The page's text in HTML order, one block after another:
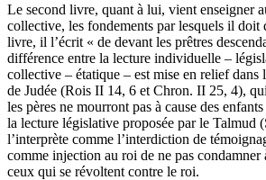
Le second livre, quant à lui, vient enseigner
collective, les fondements par lesquels il doit
livre, il l’écrit « de devant les prêtres
différence entre la lecture individuelle –
collective – étatique – est mise en relief dans
de Judée (Rois II 14, 6 et Chron. II 25, 4),
les pères ne mourront pas à cause des
la lecture législative proposée par le Talmud
l’interprète comme l’interdiction de
comme injection au roi de ne pas condamner
ceux qui se révoltent contre le roi.